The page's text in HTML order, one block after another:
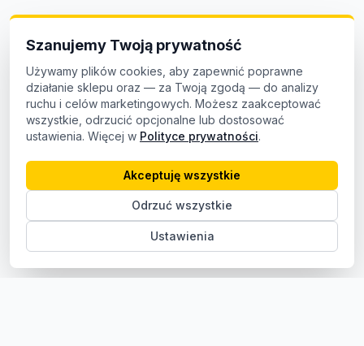
Szanujemy Twoją prywatność
Używamy plików cookies, aby zapewnić poprawne
działanie sklepu oraz — za Twoją zgodą — do analizy
ruchu i celów marketingowych. Możesz zaakceptować
wszystkie, odrzucić opcjonalne lub dostosować
ustawienia. Więcej w Polityce prywatności.
Ustawienia
Odrzuć wszystkie
Akceptuję wszystkie